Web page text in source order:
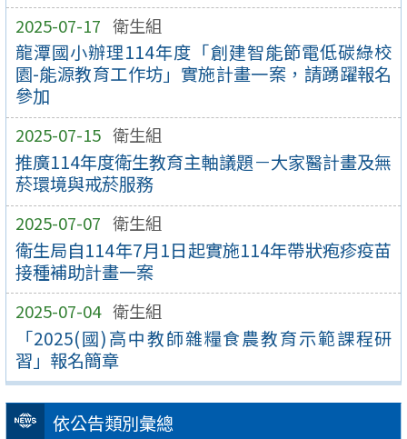
2025-07-17 衛生組
龍潭國小辦理114年度「創建智能節電低碳綠校
園-能源教育工作坊」實施計畫一案，請踴躍報名
參加
2025-07-15 衛生組
推廣114年度衛生教育主軸議題－大家醫計畫及無
菸環境與戒菸服務
2025-07-07 衛生組
衛生局自114年7月1日起實施114年帶狀疱疹疫苗
接種補助計畫一案
2025-07-04 衛生組
「2025(國)高中教師雜糧食農教育示範課程研
習」報名簡章
依公告類別彙總